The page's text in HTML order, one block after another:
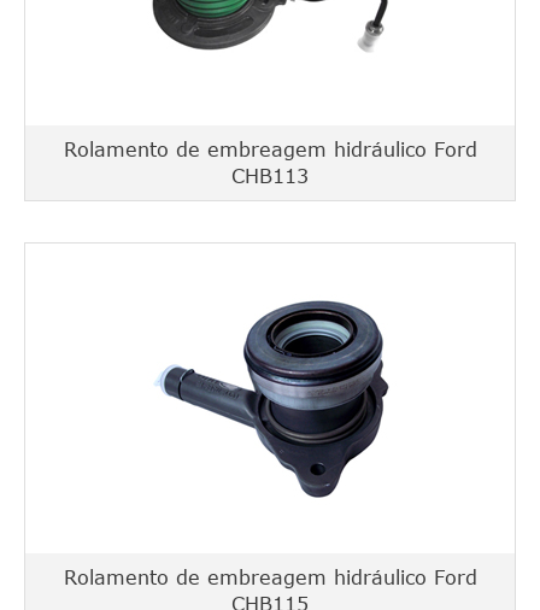
Rolamento de embreagem hidráulico Ford
CHB113
Rolamento de embreagem hidráulico Ford
CHB115